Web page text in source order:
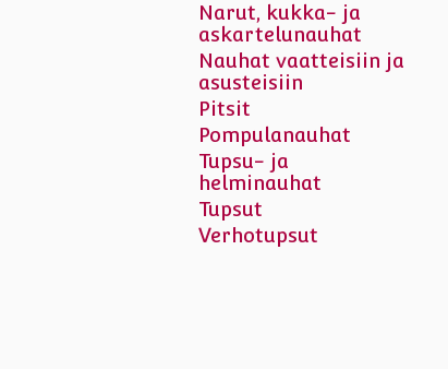
Narut, kukka- ja
askartelunauhat
Nauhat vaatteisiin ja
asusteisiin
Pitsit
Pompulanauhat
Tupsu- ja
helminauhat
Tupsut
Verhotupsut